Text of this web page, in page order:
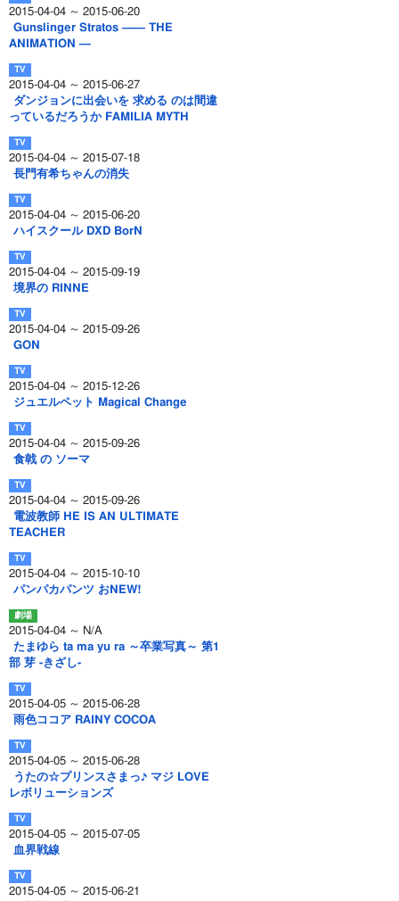
2015-04-04 ～ 2015-06-20
Gunslinger Stratos ―― THE
ANIMATION ―
2015-04-04 ～ 2015-06-27
ダンジョンに出会いを 求める のは間違
っているだろうか FAMILIA MYTH
2015-04-04 ～ 2015-07-18
長門有希ちゃんの消失
2015-04-04 ～ 2015-06-20
ハイスクール DXD BorN
2015-04-04 ～ 2015-09-19
境界の RINNE
2015-04-04 ～ 2015-09-26
GON
2015-04-04 ～ 2015-12-26
ジュエルペット Magical Change
2015-04-04 ～ 2015-09-26
食戟 の ソーマ
2015-04-04 ～ 2015-09-26
電波教師 HE IS AN ULTIMATE
TEACHER
2015-04-04 ～ 2015-10-10
パンパカパンツ おNEW!
2015-04-04 ～ N/A
たまゆら ta ma yu ra ～卒業写真～ 第1
部 芽 -きざし-
2015-04-05 ～ 2015-06-28
雨色ココア RAINY COCOA
2015-04-05 ～ 2015-06-28
うたの☆プリンスさまっ♪ マジ LOVE
レボリューションズ
2015-04-05 ～ 2015-07-05
血界戦線
2015-04-05 ～ 2015-06-21